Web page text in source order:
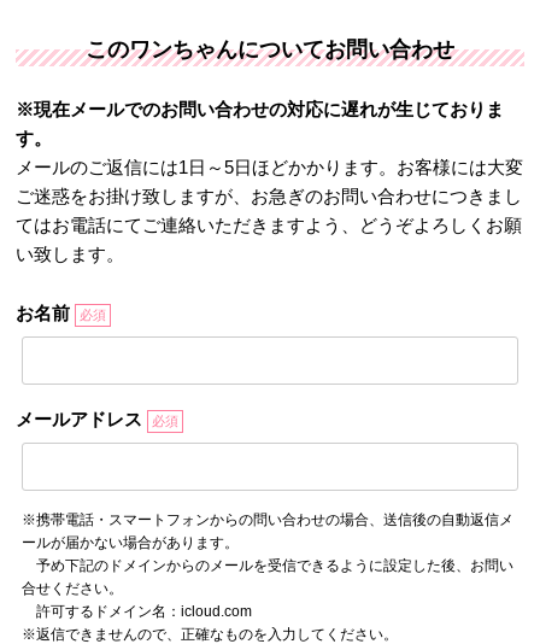
このワンちゃんについてお問い合わせ
※現在メールでのお問い合わせの対応に遅れが生じておりま
す。
メールのご返信には1日～5日ほどかかります。お客様には大変
ご迷惑をお掛け致しますが、お急ぎのお問い合わせにつきまし
てはお電話にてご連絡いただきますよう、どうぞよろしくお願
い致します。
お名前 必須
メールアドレス 必須
※携帯電話・スマートフォンからの問い合わせの場合、送信後の自動返信メ
ールが届かない場合があります。
予め下記のドメインからのメールを受信できるように設定した後、お問い
合せください。
許可するドメイン名：icloud.com
※返信できませんので、正確なものを入力してください。